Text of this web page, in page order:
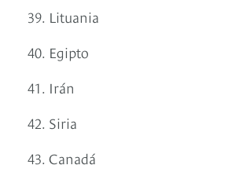
39. Lituania
40. Egipto
41. Irán
42. Siria
43. Canadá